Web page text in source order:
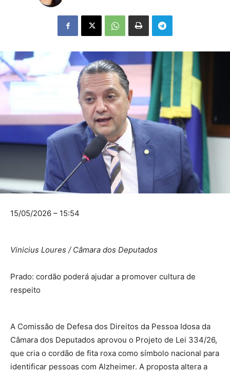
15/05/2026 – 15:54
Vinicius Loures / Câmara dos Deputados
Prado: cordão poderá ajudar a promover cultura de
respeito
A Comissão de Defesa dos Direitos da Pessoa Idosa da
Câmara dos Deputados aprovou o Projeto de Lei 334/26,
que cria o cordão de fita roxa como símbolo nacional para
identificar pessoas com Alzheimer. A proposta altera a